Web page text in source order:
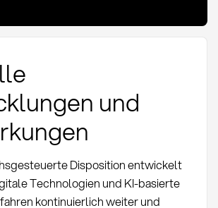
und
Disposition entwickelt
Technologien und KI-basierte
kontinuierlich weiter und